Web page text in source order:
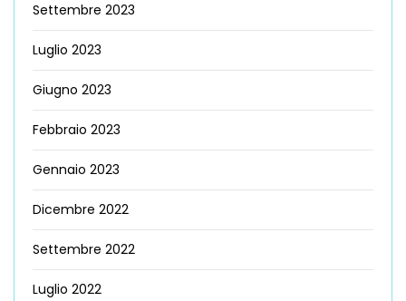
Settembre 2023
Luglio 2023
Giugno 2023
Febbraio 2023
Gennaio 2023
Dicembre 2022
Settembre 2022
Luglio 2022